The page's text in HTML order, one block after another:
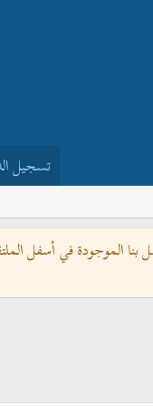
تسجيل
الموجودة في أسفل